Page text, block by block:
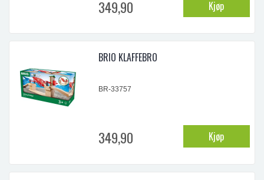
stopp funksjonene så vel som to forskjellige
hastigheter. Trykk på knappene for lys og
...
349,90 Kjøp
BRIO KLAFFEBRO
BR-33757
349,90 Kjøp